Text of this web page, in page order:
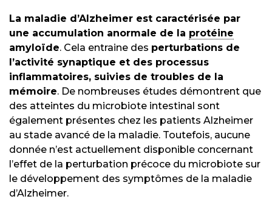
La maladie d’Alzheimer est caractérisée par
une accumulation anormale de la protéine
amyloïde. Cela entraine des perturbations de
l’activité synaptique et des processus
inflammatoires, suivies de troubles de la
mémoire. De nombreuses études démontrent que
des atteintes du microbiote intestinal sont
également présentes chez les patients Alzheimer
au stade avancé de la maladie. Toutefois, aucune
donnée n’est actuellement disponible concernant
l’effet de la perturbation précoce du microbiote sur
le développement des symptômes de la maladie
d’Alzheimer.